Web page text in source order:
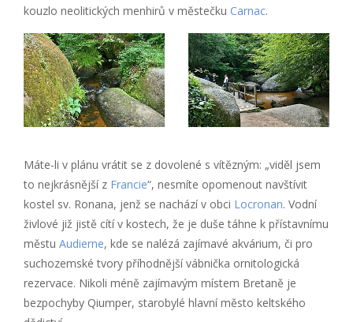
kouzlo neolitických menhirů v městečku Carnac.
Máte-li v plánu vrátit se z dovolené s vítězným: „viděl jsem
to nejkrásnější z Francie“, nesmíte opomenout navštívit
kostel sv. Ronana, jenž se nachází v obci Locronan. Vodní
živlové již jistě cítí v kostech, že je duše táhne k přístavnímu
městu Audierne, kde se nalézá zajímavé akvárium, či pro
suchozemské tvory příhodnější vábnička ornitologická
rezervace. Nikoli méně zajímavým místem Bretaně je
bezpochyby Qiumper, starobylé hlavní město keltského